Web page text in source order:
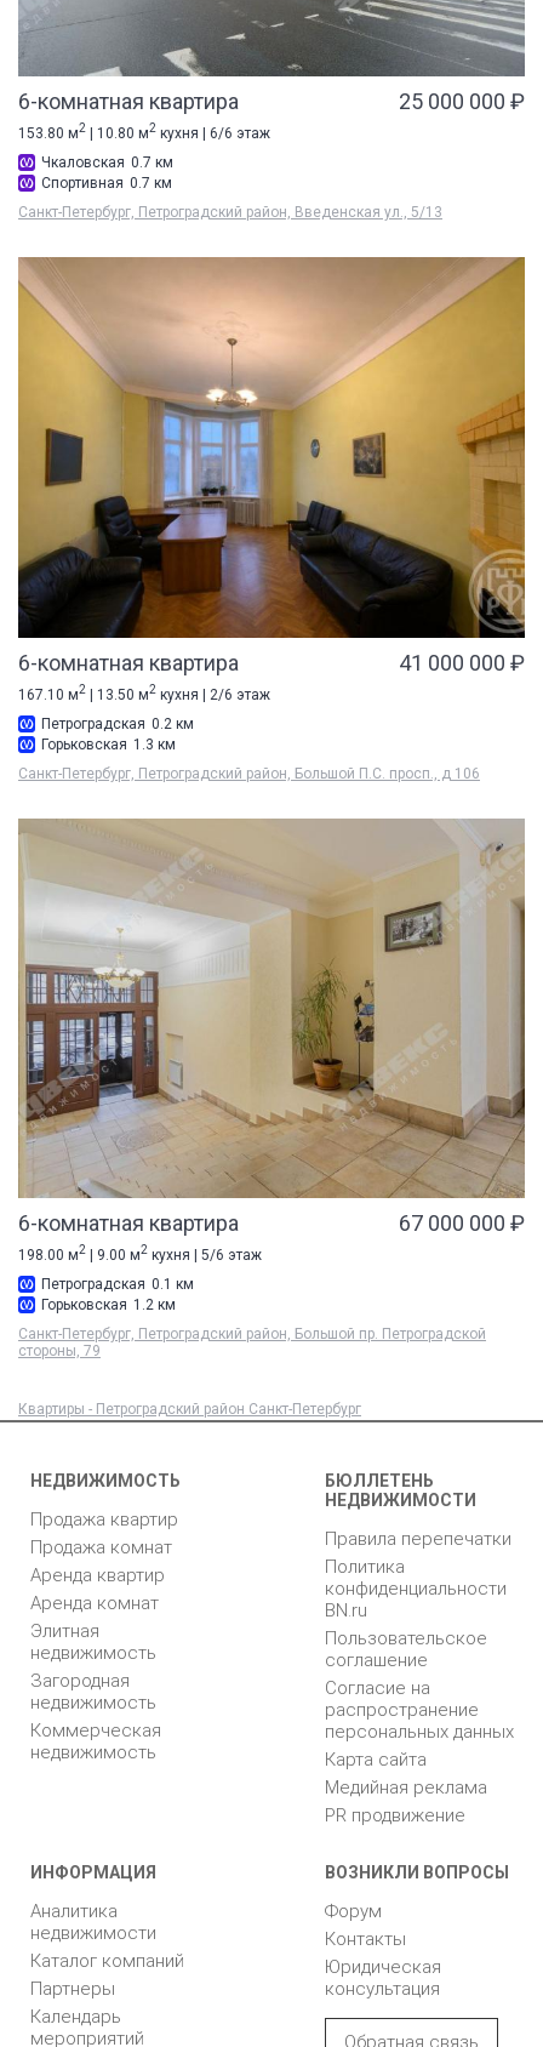
6-комнатная квартира 25 000 000 ₽
153.80 м2 | 10.80 м2 кухня | 6/6 этаж
Чкаловская 0.7 км
Спортивная 0.7 км
Санкт-Петербург, Петроградский район, Введенская ул., 5/13
6-комнатная квартира 41 000 000 ₽
167.10 м2 | 13.50 м2 кухня | 2/6 этаж
Петроградская 0.2 км
Горьковская 1.3 км
Санкт-Петербург, Петроградский район, Большой П.С. просп., д 106
6-комнатная квартира 67 000 000 ₽
198.00 м2 | 9.00 м2 кухня | 5/6 этаж
Петроградская 0.1 км
Горьковская 1.2 км
Санкт-Петербург, Петроградский район, Большой пр. Петроградской
стороны, 79
Квартиры - Петроградский район Санкт-Петербург
НЕДВИЖИМОСТЬ
Продажа квартир
Продажа комнат
Аренда квартир
Аренда комнат
Элитная
недвижимость
Загородная
недвижимость
Коммерческая
недвижимость
БЮЛЛЕТЕНЬ
НЕДВИЖИМОСТИ
Правила перепечатки
Политика
конфиденциальности
BN.ru
Пользовательское
соглашение
Согласие на
распространение
персональных данных
Карта сайта
Медийная реклама
PR продвижение
ИНФОРМАЦИЯ
Аналитика
недвижимости
Каталог компаний
Партнеры
Календарь
мероприятий
ВОЗНИКЛИ ВОПРОСЫ
Форум
Контакты
Юридическая
консультация
Обратная связь